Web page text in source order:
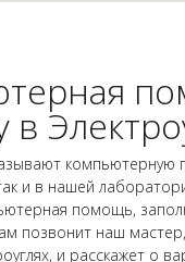
в
компьютерную
и в нашей
помощь,
позвонит наш
и расскажет о